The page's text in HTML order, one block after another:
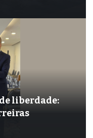
liberdade: